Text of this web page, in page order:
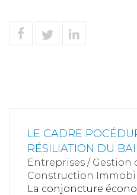
LE CADRE
RÉSILIATION DU
Entreprises / Gestion
Construction
La conjoncture